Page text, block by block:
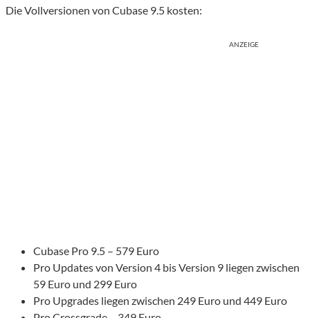
Die Vollversionen von Cubase 9.5 kosten:
ANZEIGE
Cubase Pro 9.5 – 579 Euro
Pro Updates von Version 4 bis Version 9 liegen zwischen
59 Euro und 299 Euro
Pro Upgrades liegen zwischen 249 Euro und 449 Euro